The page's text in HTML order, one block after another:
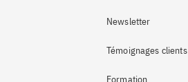
Newsletter
Témoignages clients
Formation